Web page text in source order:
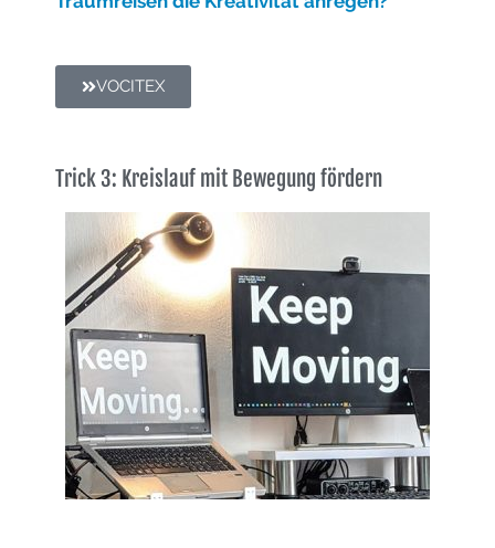
VOCITEX
Trick 3: Kreislauf mit Bewegung fördern